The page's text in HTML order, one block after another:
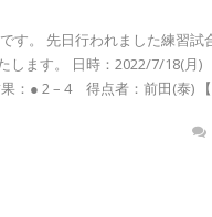
す。 先日行われました練習試
します。 日時：2022/7/18(月)
果：● 2 – 4 得点者：前田(泰)